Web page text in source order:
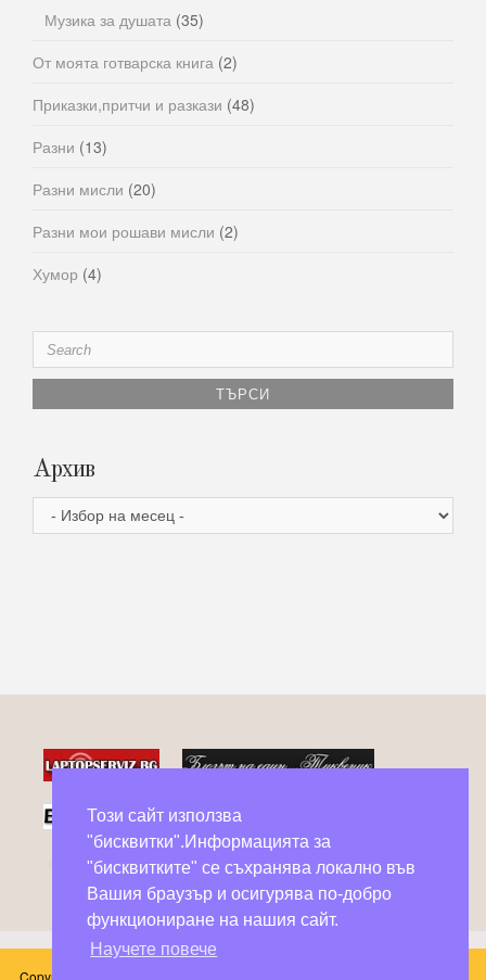
Музика за душата (35)
От моята готварска книга (2)
Приказки,притчи и разкази (48)
Разни (13)
Разни мисли (20)
Разни мои рошави мисли (2)
Хумор (4)
Search
for:
Архив
Архив
Фейсбук групи в помощ на бездомни животни
Този сайт използва
"бисквитки".Информацията за
"бисквитките" се съхранява локално във
Вашия браузър и осигурява по-добро
функциониране на нашия сайт.
Научете повече